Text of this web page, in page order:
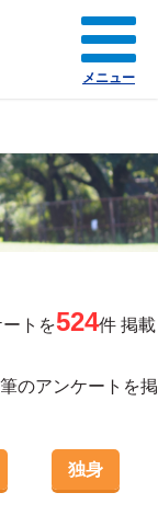
トを524件 掲載
のアンケートを掲
独身
メニュー